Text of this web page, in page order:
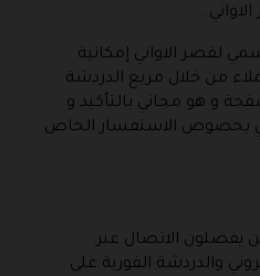
.
لقصر الاواني إمكانية
من خلال مربع الدردشة
و هو مجاني بالتأكيد و
بخصوص الاستفسار الخاص
يفضلون الاتصال عبر
والدردشة الفورية على